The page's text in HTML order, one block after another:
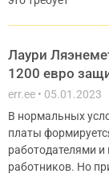
Лаури
1200 евро
err.ee
05.01.2023
В нормальных
платы
работодателями
работников. Но